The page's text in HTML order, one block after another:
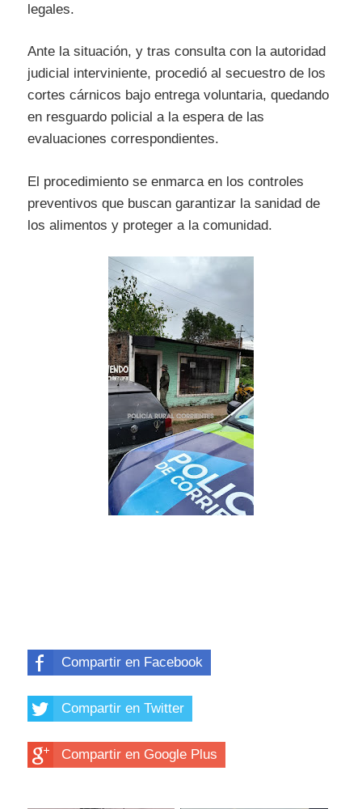
legales.
Ante la situación, y tras consulta con la autoridad
judicial interviniente, procedió al secuestro de los
cortes cárnicos bajo entrega voluntaria, quedando
en resguardo policial a la espera de las
evaluaciones correspondientes.
El procedimiento se enmarca en los controles
preventivos que buscan garantizar la sanidad de
los alimentos y proteger a la comunidad.
Compartir en Facebook
Compartir en Twitter
Compartir en Google Plus